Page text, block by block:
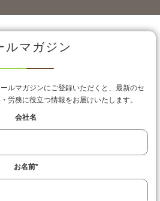
ルマガジン
ルマガジンにご登録いただくと、最新のセ
労務に役立つ情報をお届けいたします。
会社名
お名前*